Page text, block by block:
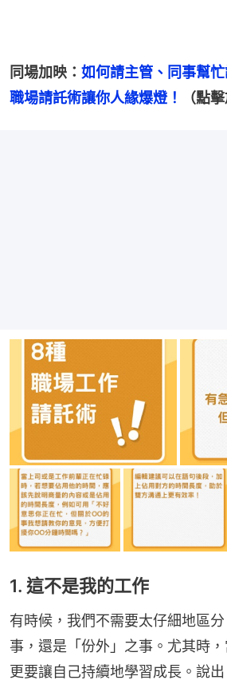
同場加映： 如何請主管、同事幫
職場請託術讓你人緣爆燈！
（點
1. 這不是我的工作
有時候，我們不需要太仔細地區
事，還是「份外」之事。尤其時，
更要讓自己持續地學習成長。說